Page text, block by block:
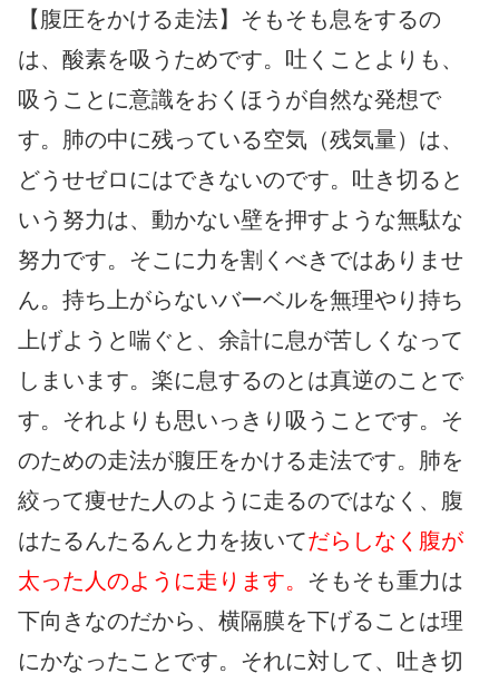
【腹圧をかける走法】そもそも息をするの
は、酸素を吸うためです。吐くことよりも、
吸うことに意識をおくほうが自然な発想で
す。肺の中に残っている空気（残気量）は、
どうせゼロにはできないのです。吐き切ると
いう努力は、動かない壁を押すような無駄な
努力です。そこに力を割くべきではありませ
ん。持ち上がらないバーベルを無理やり持ち
上げようと喘ぐと、余計に息が苦しくなって
しまいます。楽に息するのとは真逆のことで
す。それよりも思いっきり吸うことです。そ
のための走法が腹圧をかける走法です。肺を
絞って痩せた人のように走るのではなく、腹
はたるんたるんと力を抜いてだらしなく腹が
太った人のように走ります。 そもそも重力は
下向きなのだから、横隔膜を下げることは理
にかなったことです。それに対して、吐き切